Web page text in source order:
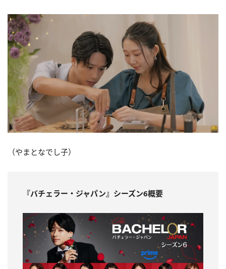
（やまとなでし子）
『バチェラー・ジャパン』シーズン6概要